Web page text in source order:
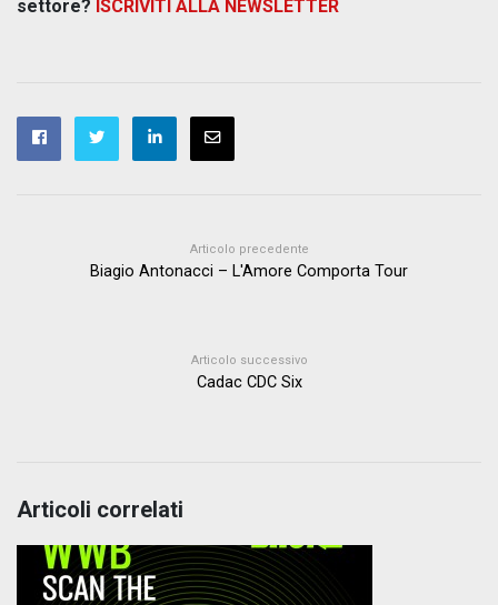
settore? ISCRIVITI ALLA NEWSLETTER
Articolo precedente
Biagio Antonacci – L'Amore Comporta Tour
Articolo successivo
Cadac CDC Six
Articoli correlati